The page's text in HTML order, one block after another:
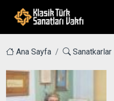
Ana Sayfa Sanatkarlar